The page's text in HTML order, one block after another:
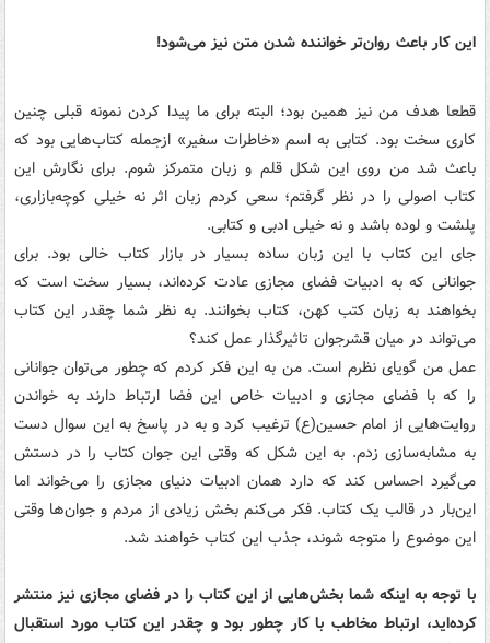
این کار باعث روان‌تر خواننده شدن متن نیز می‌شود!
قطعا هدف من نیز همین بود؛ البته برای ما پیدا کردن نمونه قبلی چنین
کاری سخت بود. کتابی به اسم «خاطرات سفیر» ازجمله کتاب‌هایی بود که
باعث شد من روی این شکل قلم و زبان متمرکز شوم. برای نگارش این
کتاب اصولی را در نظر گرفتم؛ سعی کردم زبان اثر نه خیلی کوچه‌بازاری،
پلشت و لوده باشد و نه خیلی ادبی و کتابی.
جای این کتاب با این زبان ساده بسیار در بازار کتاب خالی بود. برای
جوانانی که به ادبیات فضای مجازی عادت کرده‌اند، بسیار سخت است که
بخواهند به زبان کتب کهن، کتاب بخوانند. به نظر شما چقدر این کتاب
می‌تواند در میان قشرجوان تاثیرگذار عمل کند؟
عمل من گویای نظرم است. من به این فکر کردم که چطور می‌توان جوانانی
را که با فضای مجازی و ادبیات خاص این فضا ارتباط دارند به خواندن
روایت‌هایی از امام حسین(ع) ترغیب کرد و به در پاسخ به این سوال دست
به مشابه‌سازی زدم. به این شکل که وقتی این جوان کتاب را در دستش
می‌گیرد احساس کند که دارد همان ادبیات دنیای مجازی را می‌خواند اما
این‌بار در قالب یک کتاب. فکر می‌کنم بخش زیادی از مردم و جوان‌ها وقتی
این موضوع را متوجه شوند، جذب این کتاب خواهند شد.
با توجه به اینکه شما بخش‌هایی از این کتاب را در فضای مجازی نیز منتشر
کرده‌اید، ارتباط مخاطب با کار چطور بود و چقدر این کتاب مورد استقبال